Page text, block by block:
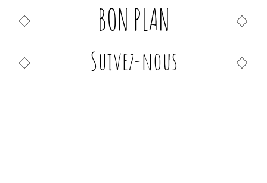
BON PLAN
Suivez-nous